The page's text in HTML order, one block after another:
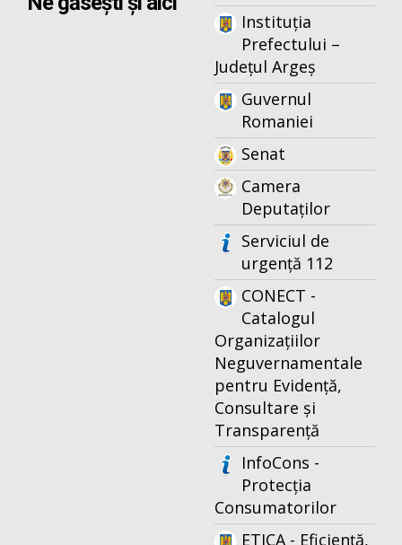
Instituția
Prefectului –
Județul Argeș
Guvernul
Romaniei
Senat
Camera
Deputaților
Serviciul de
urgență 112
CONECT -
Catalogul
Organizațiilor
Neguvernamentale
pentru Evidență,
Consultare și
Transparență
InfoCons -
Protecția
Consumatorilor
ETICA - Eficiență,